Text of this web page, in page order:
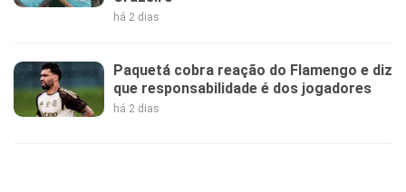
há 2 dias
Paquetá cobra reação do Flamengo e diz
que responsabilidade é dos jogadores
há 2 dias